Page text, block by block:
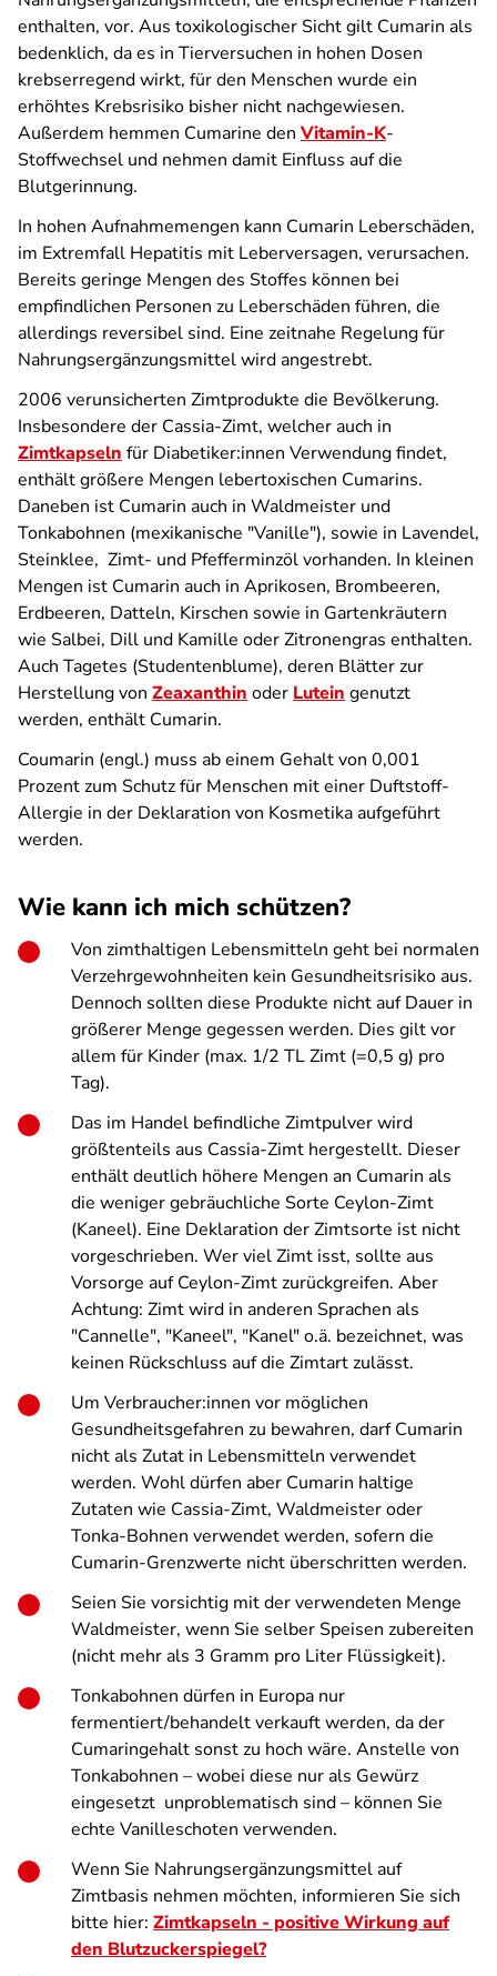
enthalten, vor. Aus toxikologischer Sicht gilt Cumarin als
bedenklich, da es in Tierversuchen in hohen Dosen
krebserregend wirkt, für den Menschen wurde ein
erhöhtes Krebsrisiko bisher nicht nachgewiesen.
Außerdem hemmen Cumarine den Vitamin-K-
Stoffwechsel und nehmen damit Einfluss auf die
Blutgerinnung.
In hohen Aufnahmemengen kann Cumarin Leberschäden,
im Extremfall Hepatitis mit Leberversagen, verursachen.
Bereits geringe Mengen des Stoffes können bei
empfindlichen Personen zu Leberschäden führen, die
allerdings reversibel sind. Eine zeitnahe Regelung für
Nahrungsergänzungsmittel wird angestrebt.
2006 verunsicherten Zimtprodukte die Bevölkerung.
Insbesondere der Cassia-Zimt, welcher auch in
Zimtkapseln für Diabetiker:innen Verwendung findet,
enthält größere Mengen lebertoxischen Cumarins.
Daneben ist Cumarin auch in Waldmeister und
Tonkabohnen (mexikanische "Vanille"), sowie in Lavendel,
Steinklee, Zimt- und Pfefferminzöl vorhanden. In kleinen
Mengen ist Cumarin auch in Aprikosen, Brombeeren,
Erdbeeren, Datteln, Kirschen sowie in Gartenkräutern
wie Salbei, Dill und Kamille oder Zitronengras enthalten.
Auch Tagetes (Studentenblume), deren Blätter zur
Herstellung von Zeaxanthin oder Lutein genutzt
werden, enthält Cumarin.
Coumarin (engl.) muss ab einem Gehalt von 0,001
Prozentzum Schutz für Menschen mit einer Duftstoff-
Allergie in der Deklaration von Kosmetika aufgeführt
werden.
Wie kann ich mich schützen?
Von zimthaltigen Lebensmitteln geht bei normalen
Verzehrgewohnheiten kein Gesundheitsrisiko aus.
Dennoch sollten diese Produkte nicht auf Dauer in
größerer Menge gegessen werden. Dies gilt vor
allem für Kinder (max. 1/2 TL Zimt (=0,5 g) pro
Tag).
Das im Handel befindliche Zimtpulver wird
größtenteils aus Cassia-Zimt hergestellt. Dieser
enthält deutlich höhere Mengen an Cumarin als
die weniger gebräuchliche Sorte Ceylon-Zimt
(Kaneel). Eine Deklaration der Zimtsorte ist nicht
vorgeschrieben. Wer viel Zimt isst, sollte aus
Vorsorge auf Ceylon-Zimt zurückgreifen. Aber
Achtung: Zimt wird in anderen Sprachen als
"Cannelle", "Kaneel", "Kanel" o.ä. bezeichnet, was
keinen Rückschluss auf die Zimtart zulässt.
Um Verbraucher:innen vor möglichen
Gesundheitsgefahren zu bewahren, darf Cumarin
nicht als Zutat in Lebensmitteln verwendet
werden. Wohl dürfen aber Cumarin haltige
Zutaten wie Cassia-Zimt, Waldmeister oder
Tonka-Bohnen verwendet werden, sofern die
Cumarin-Grenzwerte nicht überschritten werden.
Seien Sie vorsichtig mit der verwendeten Menge
Waldmeister, wenn Sie selber Speisen zubereiten
(nicht mehr als 3 Gramm pro Liter Flüssigkeit).
Tonkabohnen dürfen in Europa nur
fermentiert/behandelt verkauft werden, da der
Cumaringehalt sonst zu hoch wäre. Anstelle von
Tonkabohnen – wobei diese nur als Gewürz
eingesetzt unproblematisch sind – können Sie
echte Vanilleschoten verwenden.
Wenn Sie Nahrungs­ergänzungs­mittel auf
Zimtbasis nehmen möchten, informieren Sie sich
bitte hier: Zimtkapseln - positive Wirkung auf
den Blutzuckerspiegel?